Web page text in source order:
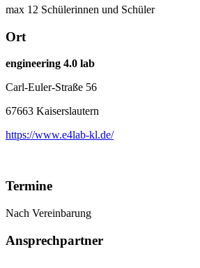
max 12 Schülerinnen und Schüler
Ort
engineering 4.0 lab
Carl-Euler-Straße 56
67663 Kaiserslautern
https://www.e4lab-kl.de/
Termine
Nach Vereinbarung
Ansprechpartner